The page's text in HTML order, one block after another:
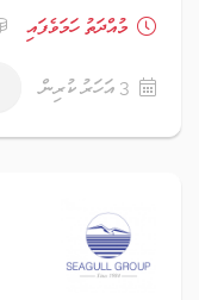
މުއްދަތު ހަމަވެފައި
3 އަހަރު ކުރިން